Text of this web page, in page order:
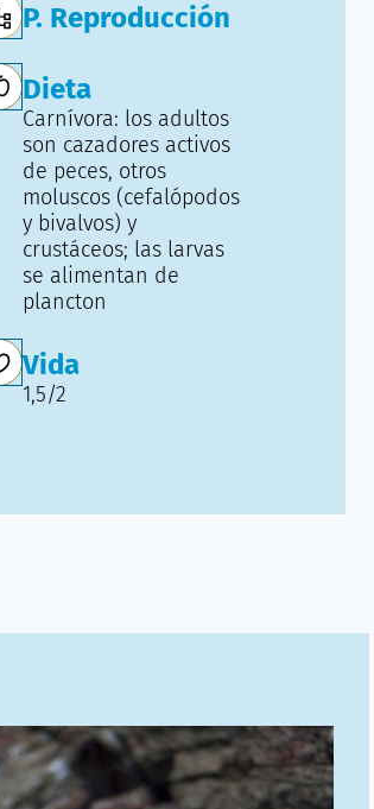
P. Reproducción
Dieta
Carnívora: los adultos
son cazadores activos
de peces, otros
moluscos (cefalópodos
y bivalvos) y
crustáceos; las larvas
se alimentan de
plancton
Vida
1,5/2